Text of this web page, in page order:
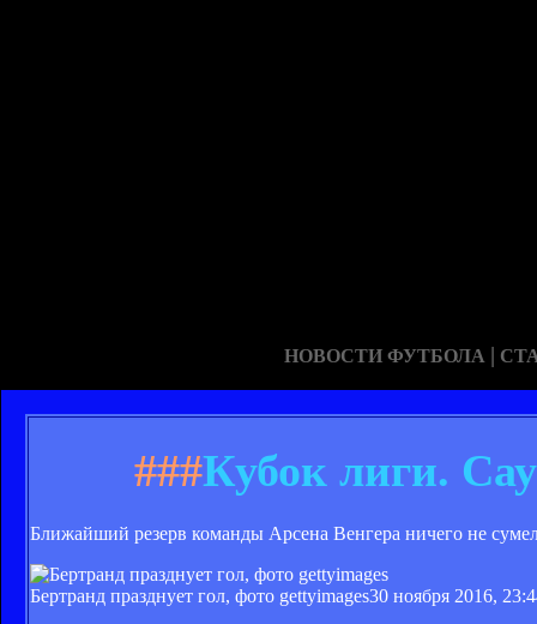
НОВОСТИ ФУТБОЛА |
###Кубок лиги.
Ближайший резерв команды Арсена Венгера ничего не
Бертранд празднует гол, фото gettyimages30 ноября 2016,